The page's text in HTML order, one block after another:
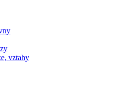
vztahy